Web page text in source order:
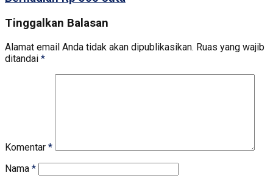
Tinggalkan Balasan
Alamat email Anda tidak akan dipublikasikan. Ruas yang wajib
ditandai *
Komentar *
Nama *